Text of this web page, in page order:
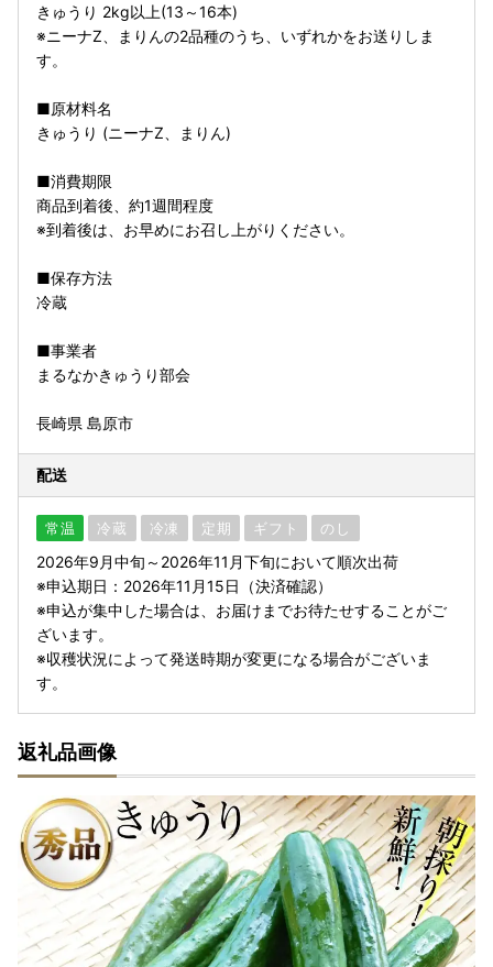
きゅうり 2kg以上(13～16本)
※ニーナZ、まりんの2品種のうち、いずれかをお送りしま
す。
■原材料名
きゅうり (ニーナZ、まりん)
■消費期限
商品到着後、約1週間程度
※到着後は、お早めにお召し上がりください。
■保存方法
冷蔵
■事業者
まるなかきゅうり部会
長崎県 島原市
配送
常温 冷蔵 冷凍 定期 ギフト のし
2026年9月中旬～2026年11月下旬において順次出荷
※申込期日：2026年11月15日（決済確認）
※申込が集中した場合は、お届けまでお待たせすることがご
ざいます。
※収穫状況によって発送時期が変更になる場合がございま
す。
返礼品画像